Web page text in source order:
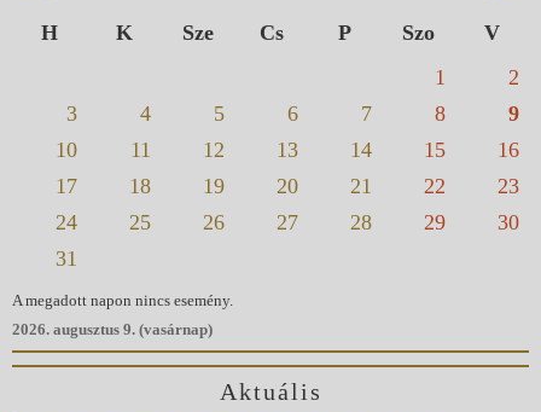
H K Sze Cs P Szo
V
1
2
3
4 5 6 7 8
9
10
11 12 13 14 15
16
17
18 19 20 21 22
23
24
25 26 27 28 29
30
31
A megadott napon nincs esemény.
2026. augusztus 9. (vasárnap)
Aktuális